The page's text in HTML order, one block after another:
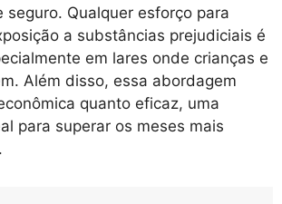
seguro. Qualquer esforço para
a substâncias prejudiciais é
em lares onde crianças e
Além disso, essa abordagem
quanto eficaz, uma
para superar os meses mais